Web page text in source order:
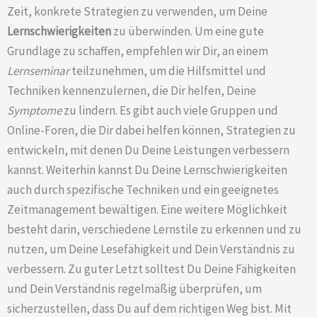
Zeit, konkrete Strategien zu verwenden, um Deine
Lernschwierigkeitenzu überwinden. Um eine gute
Grundlage zu schaffen, empfehlen wir Dir, an einem
Lernseminarteilzunehmen, um die Hilfsmittel und
Techniken kennenzulernen, die Dir helfen, Deine
Symptomezu lindern. Es gibt auch viele Gruppen und
Online-Foren, die Dir dabei helfen können, Strategien zu
entwickeln, mit denen Du Deine Leistungen verbessern
kannst. Weiterhin kannst Du Deine Lernschwierigkeiten
auch durch spezifische Techniken und ein geeignetes
Zeitmanagement bewältigen. Eine weitere Möglichkeit
besteht darin, verschiedene Lernstile zu erkennen und zu
nutzen, um Deine Lesefähigkeit und Dein Verständnis zu
verbessern. Zu guter Letzt solltest Du Deine Fähigkeiten
und Dein Verständnis regelmäßig überprüfen, um
sicherzustellen, dass Du auf dem richtigen Weg bist. Mit